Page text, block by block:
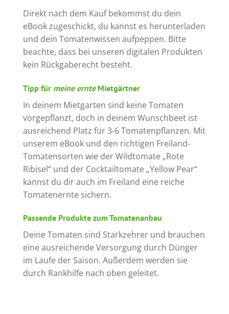
Direkt nach dem Kauf bekommst du dein
eBook zugeschickt, du kannst es herunterladen
und dein Tomatenwissen aufpeppen. Bitte
beachte, dass bei unseren digitalen Produkten
kein Rückgaberecht besteht.
Tipp für meine ernteMietgärtner
In deinem Mietgarten sind keine Tomaten
vorgepflanzt, doch in deinem Wunschbeet ist
ausreichend Platz für 3-6 Tomatenpflanzen. Mit
unserem eBook und den richtigen Freiland-
Tomatensorten wie der Wildtomate „Rote
Ribisel“ und der Cocktailtomate „Yellow Pear“
kannst du dir auch im Freiland eine reiche
Tomatenernte sichern.
Passende Produkte zum Tomatenanbau
Deine Tomaten sind Starkzehrer und brauchen
eine ausreichende Versorgung durch Dünger
im Laufe der Saison. Außerdem werden sie
durch Rankhilfe nach oben geleitet.